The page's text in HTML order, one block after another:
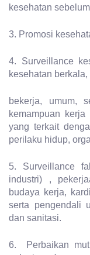
kesehatan
3. Promosi
4. Surveillance
kesehatan
bekerja, umum,
kemampuan
yang terkait
perilaku hidup,
5. Surveillance
industri) ,
budaya kerja,
serta pengendali
dan sanitasi.
6. Perbaikan